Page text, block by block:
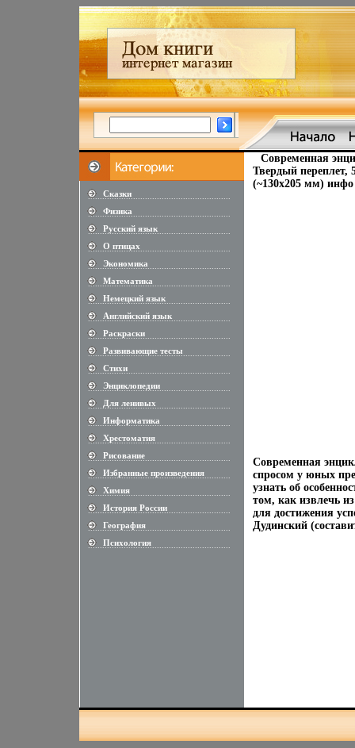
Сказки
............................................................
Физика
............................................................
Русский язык
............................................................
О птицах
............................................................
Экономика
............................................................
Математика
............................................................
Немецкий язык
............................................................
Английский язык
............................................................
Раскраски
............................................................
Развивающие тесты
............................................................
Стихи
............................................................
Энциклопедии
............................................................
Для ленивых
............................................................
Информатика
............................................................
Хрестоматия
............................................................
Рисование
............................................................
Избранные произведения
............................................................
Химия
............................................................
История России
............................................................
География
............................................................
Психология
............................................................
Современная
Твердый переплет,
(~130х205 мм) инфо
Современная
спросом у юных
узнать об
том, как извлечь
для достижения
Дудинский